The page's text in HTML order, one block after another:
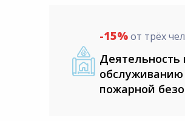
-15%от трёх
Деятельность
обслуживанию
пожарной